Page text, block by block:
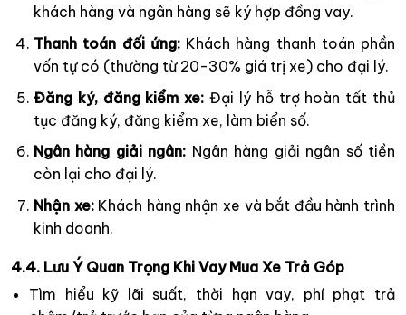
khách hàng và ngân hàng sẽ ký hợp đồng vay.
Thanh toán đối ứng:Khách hàng thanh toán phần
vốn tự có (thường từ 20-30% giá trị xe) cho đại lý.
Đăng ký, đăng kiểm xe: Đại lý hỗ trợ hoàn tất thủ
tục đăng ký, đăng kiểm xe, làm biển số.
Ngân hàng giải ngân: Ngân hàng giải ngân số tiền
còn lại cho đại lý.
Nhận xe:Khách hàng nhận xe và bắt đầu hành trình
kinh doanh.
4.4. Lưu Ý Quan Trọng Khi Vay Mua Xe Trả Góp
Tìm hiểu kỹ lãi suất, thời hạn vay, phí phạt trả